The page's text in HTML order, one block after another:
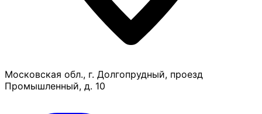
Московская обл., г. Долгопрудный, проезд
Промышленный, д. 10